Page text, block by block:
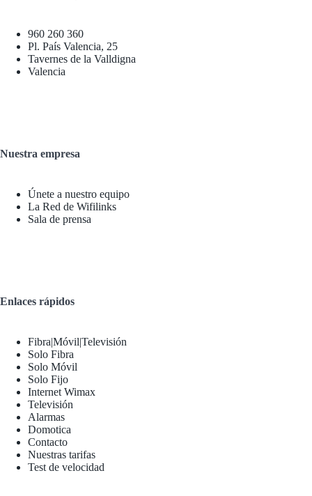
960 260 360
Pl. País Valencia, 25
Tavernes de la Valldigna
Valencia
Nuestra empresa
Únete a nuestro equipo
La Red de Wifilinks
Sala de prensa
Enlaces rápidos
Fibra|Móvil|Televisión
Solo Fibra
Solo Móvil
Solo Fijo
Internet Wimax
Televisión
Alarmas
Domotica
Contacto
Nuestras tarifas
Test de velocidad